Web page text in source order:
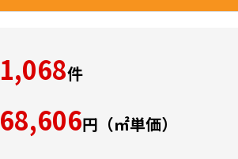
1,068件
68,606円（㎡単価）